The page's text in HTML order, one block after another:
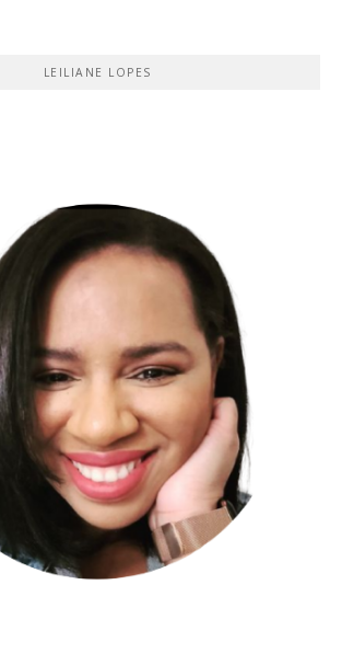
LEILIANE LOPES